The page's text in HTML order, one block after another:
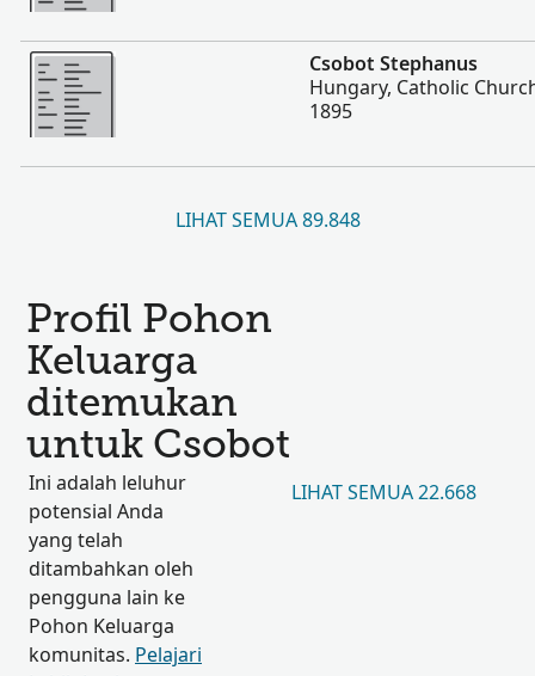
Lebih banyak
Csobot Stephanus
Hungary, Catholic
1895
LIHAT SEMUA 89.848
Profil Pohon
Keluarga
ditemukan
untuk Csobot
Ini adalah leluhur
potensial Anda
yang telah
ditambahkan oleh
pengguna lain ke
Pohon Keluarga
komunitas. Pelajari
LIHAT SEMUA 22.668